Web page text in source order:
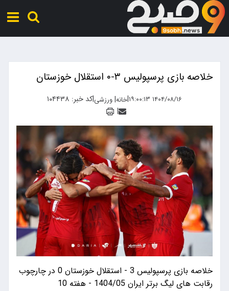
خلاصه بازی پرسپولیس ۳-۰ استقلال خوزستان
۱۴۰۴/۰۸/۱۶ ۱۹:۰۰:۱۳ |خانه|ورزشی|کد خبر: ۱۰۴۴۳۸
|
خلاصه بازی پرسپولیس 3 - استقلال خوزستان 0 در چارچوب
رقابت های لیگ برتر ایران 1404/05 - هفته 10